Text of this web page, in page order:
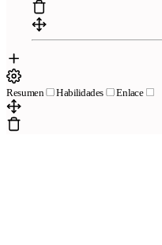
Resumen Habilidades Enlace